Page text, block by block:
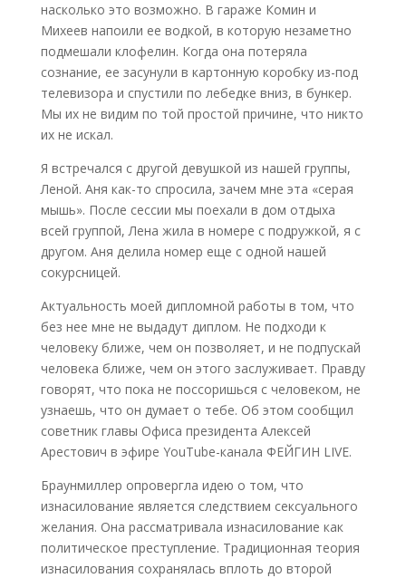
насколько это возможно. В гараже Комин и
Михеев напоили ее водкой, в которую незаметно
подмешали клофелин. Когда она потеряла
сознание, ее засунули в картонную коробку из-под
телевизора и спустили по лебедке вниз, в бункер.
Мы их не видим по той простой причине, что никто
их не искал.
Я встречался с другой девушкой из нашей группы,
Леной. Аня как-то спросила, зачем мне эта «серая
мышь». После сессии мы поехали в дом отдыха
всей группой, Лена жила в номере с подружкой, я с
другом. Аня делила номер еще с одной нашей
сокурсницей.
Актуальность моей дипломной работы в том, что
без нее мне не выдадут диплом. Не подходи к
человеку ближе, чем он позволяет, и не подпускай
человека ближе, чем он этого заслуживает. Правду
говорят, что пока не поссоришься с человеком, не
узнаешь, что он думает о тебе. Об этом сообщил
советник главы Офиса президента Алексей
Арестович в эфире YouTube-канала ФЕЙГИН LIVE.
Браунмиллер опровергла идею о том, что
изнасилование является следствием сексуального
желания. Она рассматривала изнасилование как
политическое преступление. Традиционная теория
изнасилования сохранялась вплоть до второй